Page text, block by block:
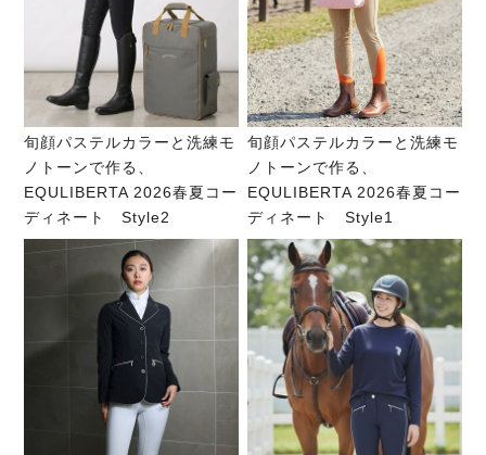
旬顔パステルカラーと洗練モ
ノトーンで作る、
EQULIBERTA 2026春夏コー
ディネート Style2
旬顔パステルカラーと洗練モ
ノトーンで作る、
EQULIBERTA 2026春夏コー
ディネート Style1